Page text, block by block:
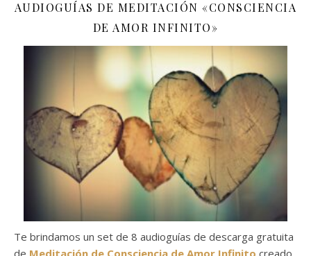
AUDIOGUÍAS DE MEDITACIÓN «CONSCIENCIA
DE AMOR INFINITO»
Te brindamos un set de 8 audioguías de descarga gratuita
de Meditación de Consciencia de Amor Infinito creado